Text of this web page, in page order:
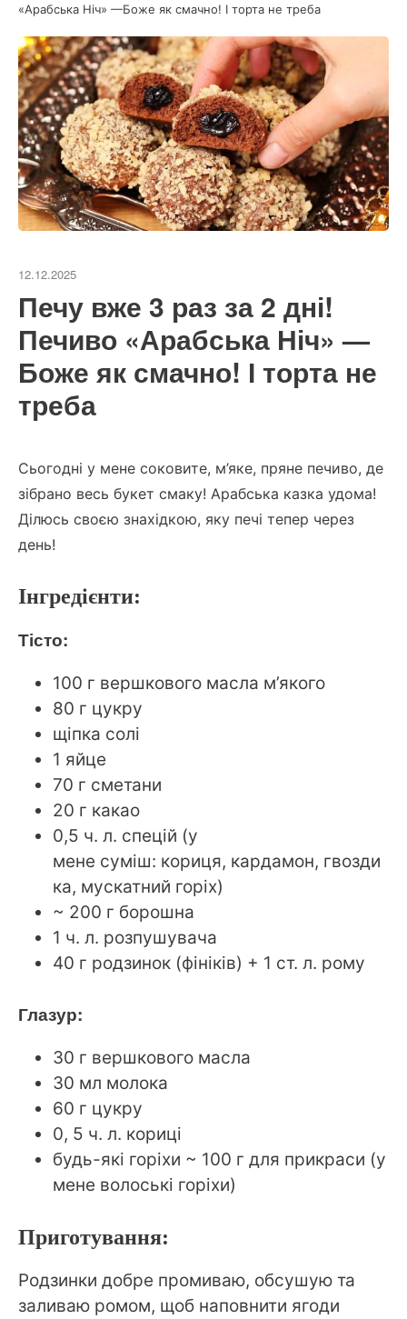
«Арабська Ніч» —Боже як смачно! І торта не треба
12.12.2025
Печу вже 3 раз за 2 дні!
Печиво «Арабська Ніч» —
Боже як смачно! І торта не
треба
Сьогодні у мене соковите, м’яке, пряне печиво, де
зібрано весь букет смаку! Арабська казка удома!
Ділюсь своєю знахідкою, яку печі тепер через
день!
Інгредієнти:
Тісто:
100 г вершкового масла м’якого
80 г цукру
щіпка солі
1 яйце
70 г сметани
20 г какао
0,5 ч. л. спецій (у
мене суміш: кориця, кардамон, гвозди
ка, мускатний горіх)
~ 200 г борошна
1 ч. л. розпушувача
40 г родзинок (фініків) + 1 ст. л. рому
Глазур:
30 г вершкового масла
30 мл молока
60 г цукру
0, 5 ч. л. кориці
будь-які горіхи ~ 100 г для прикраси (у
мене волоські горіхи)
Приготування:
Родзинки добре промиваю, обсушую та
заливаю ромом, щоб наповнити ягоди